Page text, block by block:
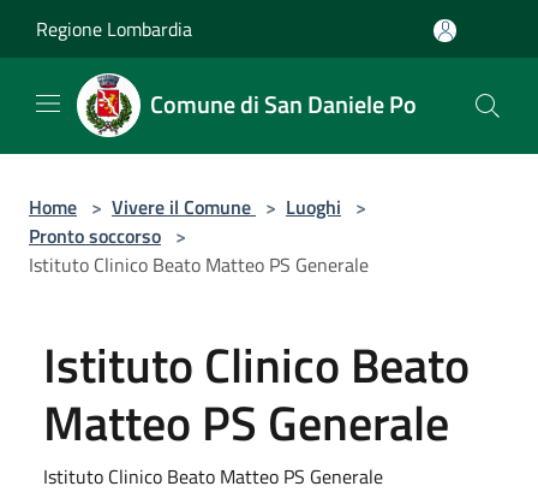
Regione Lombardia
Comune di San Daniele Po
Home > Vivere il Comune > Luoghi >
Pronto soccorso >
Istituto Clinico Beato Matteo PS Generale
Istituto Clinico Beato
Matteo PS Generale
Istituto Clinico Beato Matteo PS Generale